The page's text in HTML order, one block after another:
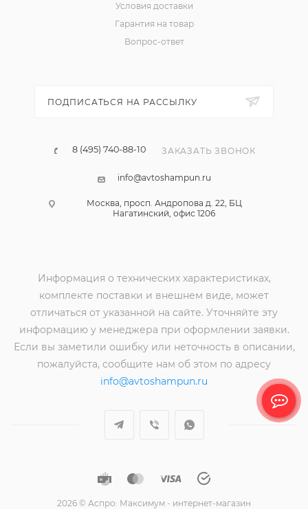
Условия доставки
Гарантия на товар
Вопрос-ответ
ПОДПИСАТЬСЯ НА РАССЫЛКУ
8 (495) 740-88-10 ЗАКАЗАТЬ ЗВОНОК
info@avtoshampun.ru
Москва, просп. Андропова д. 22, БЦ
Нагатинский, офис 1206
Информация о технических характеристиках,
комплекте поставки и внешнем виде, может
отличаться от указанной на сайте. Уточняйте эту
информацию у менеджера при оформлении заявки.
Если вы заметили ошибку или неточность в описании,
пожалуйста, сообщите нам об этом по адресу
info@avtoshampun.ru
2026 © Аспро: Максимум - интернет-магазин